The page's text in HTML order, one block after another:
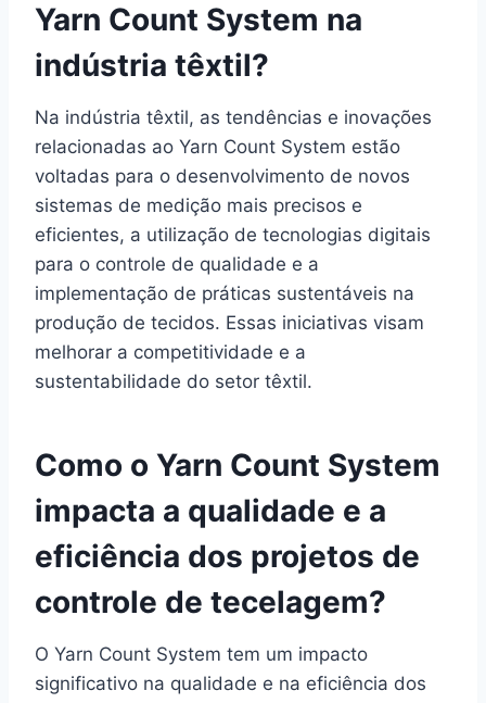
Yarn Count System na
indústria têxtil?
Na indústria têxtil, as tendências e inovações
relacionadas ao Yarn Count System estão
voltadas para o desenvolvimento de novos
sistemas de medição mais precisos e
eficientes, a utilização de tecnologias digitais
para o controle de qualidade e a
implementação de práticas sustentáveis na
produção de tecidos. Essas iniciativas visam
melhorar a competitividade e a
sustentabilidade do setor têxtil.
Como o Yarn Count System
impacta a qualidade e a
eficiência dos projetos de
controle de tecelagem?
O Yarn Count System tem um impacto
significativo na qualidade e na eficiência dos